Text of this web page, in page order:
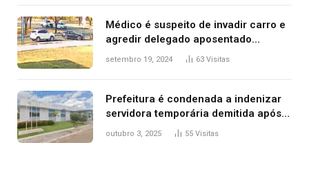
Médico é suspeito de invadir carro e
agredir delegado aposentado
durante confusão no trânsito
setembro 19, 2024 63 Visitas
Prefeitura é condenada a indenizar
servidora temporária demitida após
nascimento da filha
outubro 3, 2025 55 Visitas